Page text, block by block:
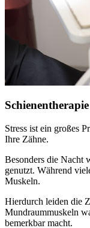
Stress ist ein großes
Ihre Zähne.
Besonders die Nacht
genutzt. Während
Muskeln.
Hierdurch leiden die
Mundraummuskeln
bemerkbar macht.